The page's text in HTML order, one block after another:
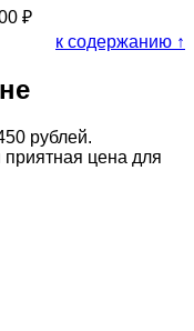
₽
к содержанию ↑
рублей.
приятная цена для